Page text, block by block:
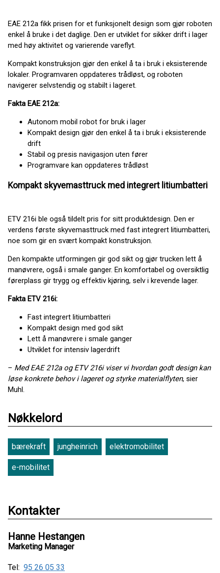
EAE 212a fikk prisen for et funksjonelt design som gjør roboten
enkel å bruke i det daglige. Den er utviklet for sikker drift i lager
med høy aktivitet og varierende vareflyt.
Kompakt konstruksjon gjør den enkel å ta i bruk i eksisterende
lokaler. Programvaren oppdateres trådløst, og roboten
navigerer selvstendig og stabilt i lageret.
Fakta EAE 212a:
Autonom mobil robot for bruk i lager
Kompakt design gjør den enkel å ta i bruk i eksisterende
drift
Stabil og presis navigasjon uten fører
Programvare kan oppdateres trådløst
Kompakt skyvemasttruck med integrert litiumbatteri
ETV 216i ble også tildelt pris for sitt produktdesign. Den er
verdens første skyvemasttruck med fast integrert litiumbatteri,
noe som gir en svært kompakt konstruksjon.
Den kompakte utformingen gir god sikt og gjør trucken lett å
manøvrere, også i smale ganger. En komfortabel og oversiktlig
førerplass gir trygg og effektiv kjøring, selv i krevende lager.
Fakta ETV 216i:
Fast integrert litiumbatteri
Kompakt design med god sikt
Lett å manøvrere i smale ganger
Utviklet for intensiv lagerdrift
– Med EAE 212a og ETV 216i viser vi hvordan godt design kan
løse konkrete behov i lageret og styrke materialflyten, sier
Muhl.
Nøkkelord
bærekraft jungheinrich elektromobilitet
e-mobilitet
Kontakter
Hanne Hestangen
Marketing Manager
Tel: 95 26 05 33